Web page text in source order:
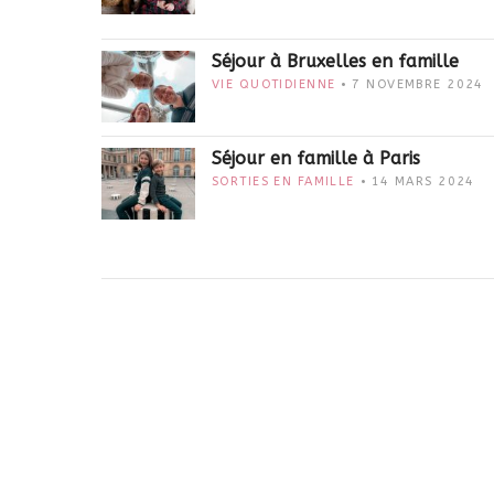
Séjour à Bruxelles en famille
VIE QUOTIDIENNE 7 NOVEMBRE 2024
Séjour en famille à Paris
SORTIES EN FAMILLE 14 MARS 2024